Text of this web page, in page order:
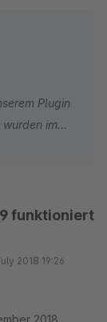
Plugin
im
funktioniert
2018 19:26
2018